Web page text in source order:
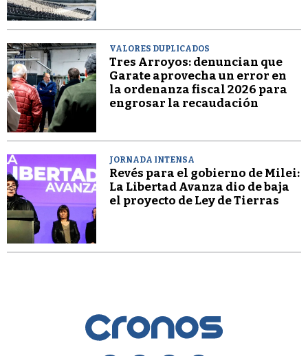
VALORES DUPLICADOS
Tres Arroyos: denuncian que
Garate aprovecha un error en
la ordenanza fiscal 2026 para
engrosar la recaudación
JORNADA INTENSA
Revés para el gobierno de Milei:
La Libertad Avanza dio de baja
el proyecto de Ley de Tierras